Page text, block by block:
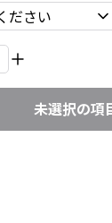
ださい
未選択の項